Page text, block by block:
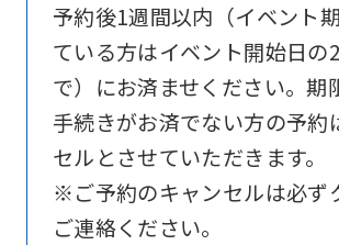
予約後1週間以内（イベント
ている方はイベント開始日の
で）にお済ませください。期
手続きがお済でない方の予約
セルとさせていただきます。
※ご予約のキャンセルは必ず
ご連絡ください。
English.
Click
the
link
below
(start